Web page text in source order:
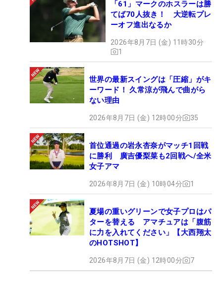
「61」マークのホスラーは勝
てば70人抜き！ 大逆転プレ
ーオフ進出なるか
2026年8月7日 (金) 11時30分
1
世界の最新スイングは「圧縮」がキ
ーワード！ 久常涼が飛んで曲がら
ない理由
2026年8月7日 (金) 12時00分 35
首位通過の岩永杏奈がマッチ1回戦
に勝利 廣吉優梨菜も2回戦へ/全米
女子アマ
2026年8月7日 (金) 10時04分 1
夏場の重いグリーンで女子プロはパ
ターを替える アマチュアは「腹筋
に力を入れてください」【大西翔太
のHOTSHOT】
2026年8月7日 (金) 12時00分 7